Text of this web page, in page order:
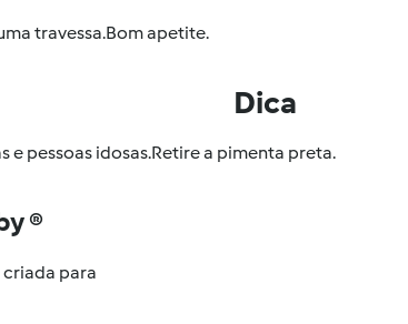
travessa.Bom apetite.
Dica
e pessoas idosas.Retire a pimenta preta.
®
criada para